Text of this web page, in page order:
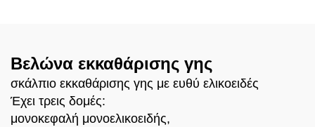
Βελώνα εκκαθάρισης γης
σκάλπιο εκκαθάρισης γης με ευθύ ελικοειδές
Έχει τρεις δομές:
μονοκεφαλή μονοελικοειδής,